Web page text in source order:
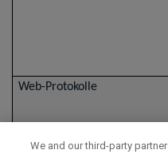
Web-Protokolle
We and our third-party